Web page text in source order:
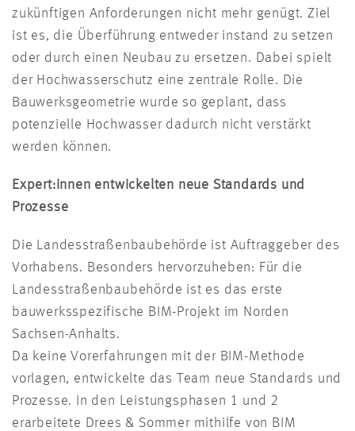
zukünftigen Anforderungen nicht mehr genügt. Ziel
ist es, die Überführung entweder instand zu setzen
oder durch einen Neubau zu ersetzen. Dabei spielt
der Hochwasserschutz eine zentrale Rolle. Die
Bauwerksgeometrie wurde so geplant, dass
potenzielle Hochwasser dadurch nicht verstärkt
werden können.
Expert:innen entwickelten neue Standards und
Prozesse
Die Landesstraßenbaubehörde ist Auftraggeber des
Vorhabens. Besonders hervorzuheben: Für die
Landesstraßenbaubehörde ist es das erste
bauwerksspezifische BIM-Projekt im Norden
Sachsen-Anhalts.
Da keine Vorerfahrungen mit der BIM-Methode
vorlagen, entwickelte das Team neue Standards und
Prozesse. In den Leistungsphasen 1 und 2
erarbeitete Drees & Sommer mithilfe von BIM